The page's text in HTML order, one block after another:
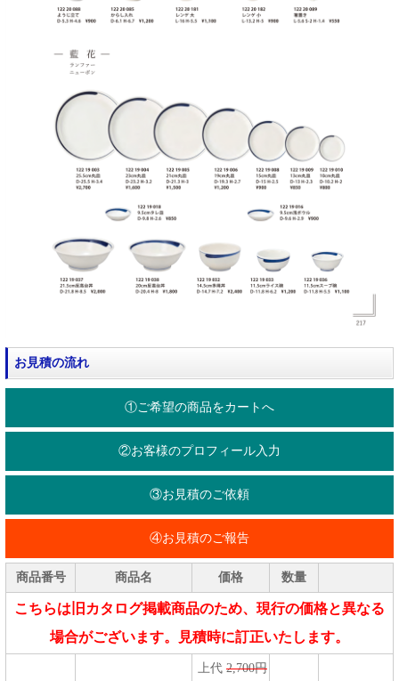
お見積の流れ
①ご希望の商品をカートへ
②お客様のプロフィール入力
③お見積のご依頼
④お見積のご報告
商品番号 商品名 価格 数量
こちらは旧カタログ掲載商品のため、現行の価格と異なる
場合がございます。見積時に訂正いたします。
上代 2,700円